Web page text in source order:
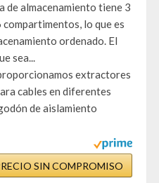
de almacenamiento tiene 3
compartimentos, lo que es
ordenado. El
sea...
extractores
cables en diferentes
de aislamiento
SIN COMPROMISO